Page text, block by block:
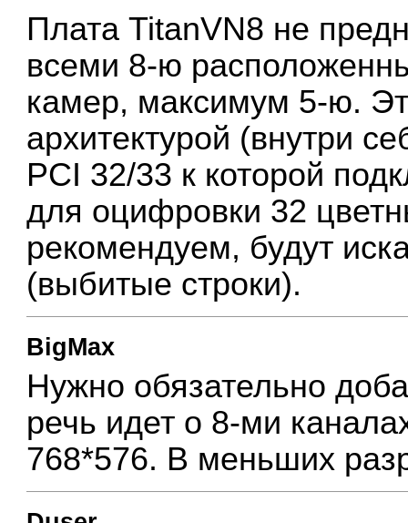
Плата TitanVN8 не
всеми 8-ю
камер, максимум 5-ю.
архитектурой (внутри
PCI 32/33 к которой
для оцифровки 32
рекомендуем, будут
(выбитые строки).
BigMax
Нужно обязательно
речь идет о 8-ми
768*576. В меньших